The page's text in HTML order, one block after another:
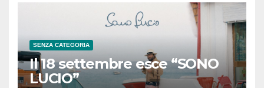
SENZA CATEGORIA
Il 18 settembre esce “SONO
LUCIO”